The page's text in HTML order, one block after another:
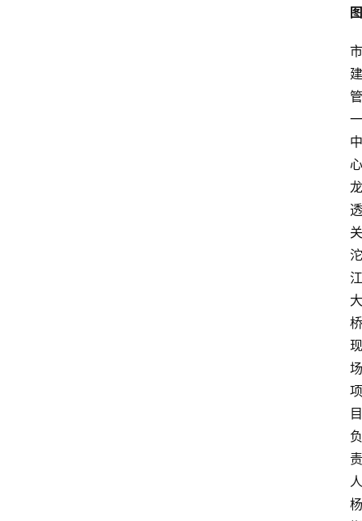
图
市
建
管
一
中
心
龙
透
关
沱
江
大
桥
现
场
项
目
负
责
人
杨